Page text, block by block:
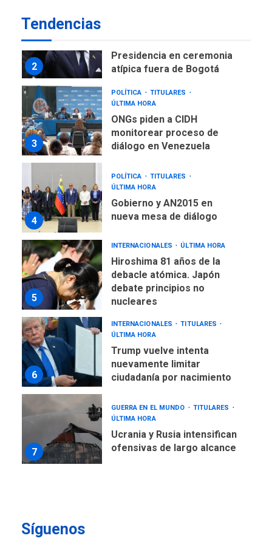
Tendencias
2
Presidencia en ceremonia
atípica fuera de Bogotá
3
POLÍTICA
TITULARES
ÚLTIMA HORA
ONGs piden a CIDH
monitorear proceso de
diálogo en Venezuela
4
POLÍTICA
TITULARES
ÚLTIMA HORA
Gobierno y AN2015 en
nueva mesa de diálogo
5
INTERNACIONALES ÚLTIMA HORA
Hiroshima 81 años de la
debacle atómica. Japón
debate principios no
nucleares
6
INTERNACIONALES
TITULARES
ÚLTIMA HORA
Trump vuelve intenta
nuevamente limitar
ciudadanía por nacimiento
7
GUERRA EN EL MUNDO
TITULARES
ÚLTIMA HORA
Ucrania y Rusia intensifican
ofensivas de largo alcance
1
Síguenos